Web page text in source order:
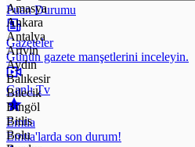
Puan Durumu
Gazeteler
Günün gazete manşetlerini inceleyin.
Canlı Tv
Emtia
Emtia'larda son durum!
Amasya
Ankara
Antalya
Artvin
Aydın
Balıkesir
Bilecik
Bingöl
Bitlis
Bolu